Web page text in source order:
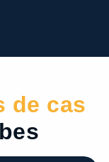
de cas